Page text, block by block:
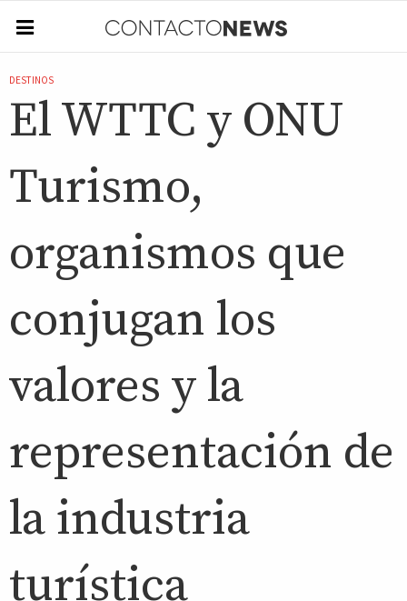
DESTINOS
El WTTC y ONU
Turismo,
organismos que
conjugan los
valores y la
representación de
la industria
turística